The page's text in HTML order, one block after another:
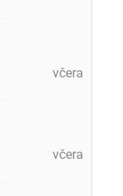
včera
včera